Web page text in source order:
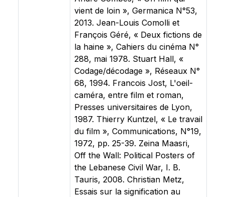
vient de loin », Germanica N°53,
2013. Jean-Louis Comolli et
François Géré, « Deux fictions de
la haine », Cahiers du cinéma N°
288, mai 1978. Stuart Hall, «
Codage/décodage », Réseaux N°
68, 1994. Francois Jost, L'oeil-
caméra, entre film et roman,
Presses universitaires de Lyon,
1987. Thierry Kuntzel, « Le travail
du film », Communications, N°19,
1972, pp. 25-39. Zeina Maasri,
Off the Wall: Political Posters of
the Lebanese Civil War, I. B.
Tauris, 2008. Christian Metz,
Essais sur la signification au